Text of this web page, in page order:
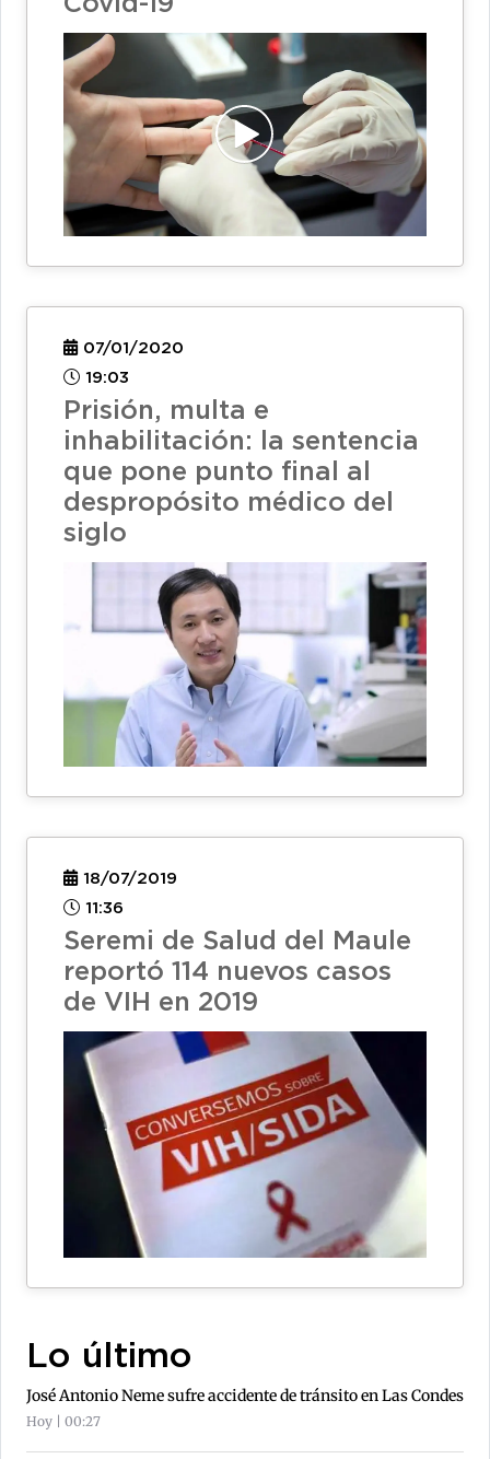
07/01/2020
19:03
Prisión, multa e
inhabilitación: la sentencia
que pone punto final al
despropósito médico del
siglo
18/07/2019
11:36
Seremi de Salud del Maule
reportó 114 nuevos casos
de VIH en 2019
Lo último
José Antonio Neme sufre accidente de tránsito en Las Condes
Hoy | 00:27